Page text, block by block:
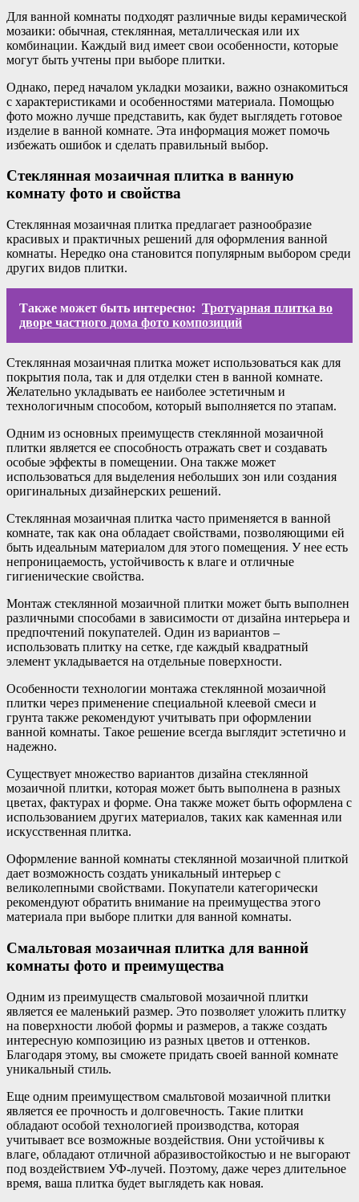
Для ванной комнаты подходят различные виды керамической
мозаики: обычная, стеклянная, металлическая или их
комбинации. Каждый вид имеет свои особенности, которые
могут быть учтены при выборе плитки.
Однако, перед началом укладки мозаики, важно ознакомиться
с характеристиками и особенностями материала. Помощью
фото можно лучше представить, как будет выглядеть готовое
изделие в ванной комнате. Эта информация может помочь
избежать ошибок и сделать правильный выбор.
Стеклянная мозаичная плитка в ванную
комнату фото и свойства
Стеклянная мозаичная плитка предлагает разнообразие
красивых и практичных решений для оформления ванной
комнаты. Нередко она становится популярным выбором среди
других видов плитки.
Также может быть интересно: Тротуарная плитка во
дворе частного дома фото композиций
Стеклянная мозаичная плитка может использоваться как для
покрытия пола, так и для отделки стен в ванной комнате.
Желательно укладывать ее наиболее эстетичным и
технологичным способом, который выполняется по этапам.
Одним из основных преимуществ стеклянной мозаичной
плитки является ее способность отражать свет и создавать
особые эффекты в помещении. Она также может
использоваться для выделения небольших зон или создания
оригинальных дизайнерских решений.
Стеклянная мозаичная плитка часто применяется в ванной
комнате, так как она обладает свойствами, позволяющими ей
быть идеальным материалом для этого помещения. У нее есть
непроницаемость, устойчивость к влаге и отличные
гигиенические свойства.
Монтаж стеклянной мозаичной плитки может быть выполнен
различными способами в зависимости от дизайна интерьера и
предпочтений покупателей. Один из вариантов –
использовать плитку на сетке, где каждый квадратный
элемент укладывается на отдельные поверхности.
Особенности технологии монтажа стеклянной мозаичной
плитки через применение специальной клеевой смеси и
грунта также рекомендуют учитывать при оформлении
ванной комнаты. Такое решение всегда выглядит эстетично и
надежно.
Существует множество вариантов дизайна стеклянной
мозаичной плитки, которая может быть выполнена в разных
цветах, фактурах и форме. Она также может быть оформлена с
использованием других материалов, таких как каменная или
искусственная плитка.
Оформление ванной комнаты стеклянной мозаичной плиткой
дает возможность создать уникальный интерьер с
великолепными свойствами. Покупатели категорически
рекомендуют обратить внимание на преимущества этого
материала при выборе плитки для ванной комнаты.
Смальтовая мозаичная плитка для ванной
комнаты фото и преимущества
Одним из преимуществ смальтовой мозаичной плитки
является ее маленький размер. Это позволяет уложить плитку
на поверхности любой формы и размеров, а также создать
интересную композицию из разных цветов и оттенков.
Благодаря этому, вы сможете придать своей ванной комнате
уникальный стиль.
Еще одним преимуществом смальтовой мозаичной плитки
является ее прочность и долговечность. Такие плитки
обладают особой технологией производства, которая
учитывает все возможные воздействия. Они устойчивы к
влаге, обладают отличной абразивостойкостью и не выгорают
под воздействием УФ-лучей. Поэтому, даже через длительное
время, ваша плитка будет выглядеть как новая.